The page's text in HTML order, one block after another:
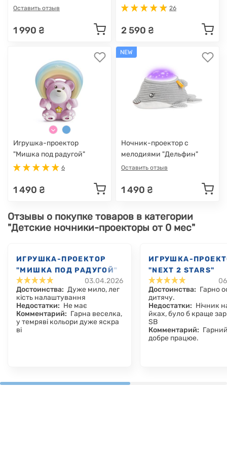
Оставить отзыв
1 990 ₴
26
2 590 ₴
Игрушка-проектор
"Мишка под радугой"
6
1 490 ₴
NEW
Ночник-проектор с
мелодиями "Дельфин"
Оставить отзыв
1 490 ₴
Отзывы о покупке товаров в категории
"Детские ночники-проекторы от 0 мес"
ИГРУШКА-ПРОЕКТОР
"МИШКА ПОД РАДУГОЙ"
03.04.2026
Достоинства: Дуже мило, лег
кість налаштування
Недостатки: Не має
Комментарий: Гарна веселка,
у темряві кольори дуже яскра
ві
ИГРУШКА-
"NEXT 2 STARS"
Достоинства: Гарно
дитячу.
Недостатки: Нічник
йках, було б краще
SB
Комментарий:
добре працюе.